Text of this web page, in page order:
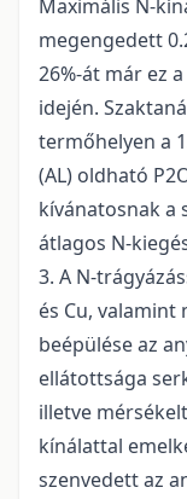
Maximális N-
megengedett
26%-át már ez
idején.
termőhelyen a
(AL) oldható
kívánatosnak a
átlagos N-
3. A N-
és Cu, valamint
beépülése az
ellátottsága
illetve
kínálattal
szenvedett az